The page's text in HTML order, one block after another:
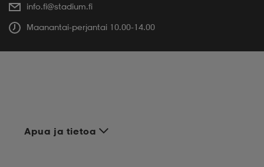
info.fi@stadium.fi
Maanantai-perjantai 10.00-14.00
Apua ja tietoa